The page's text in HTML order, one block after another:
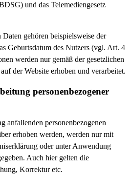
und das Telemediengesetz
Daten gehören beispielsweise der
Geburtsdatum des Nutzers (vgl. Art. 4
werden nur gemäß der gesetzlichen
der Website erhoben und verarbeitet.
personenbezogener
anfallenden personenbezogenen
erhoben werden, werden nur mit
oder unter Anwendung
Auch hier gelten die
Korrektur etc.